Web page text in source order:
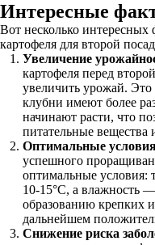
Интересные
Вот несколько
картофеля для второй
Увеличение
картофеля перед
увеличить урожай.
клубни имеют более
начинают расти, что
питательные вещества
Оптимальные
успешного
оптимальные условия:
10-15°C, а влажность
образованию крепких
дальнейшем
Снижение риска